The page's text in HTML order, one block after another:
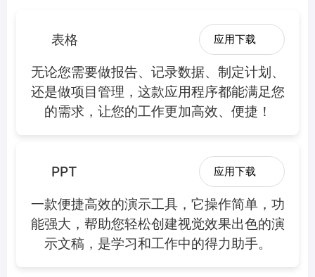
表格 应用下载
无论您需要做报告、记录数据、制定计划、
还是做项目管理，这款应用程序都能满足您
的需求，让您的工作更加高效、便捷！
PPT 应用下载
一款便捷高效的演示工具，它操作简单，功
能强大，帮助您轻松创建视觉效果出色的演
示文稿，是学习和工作中的得力助手。